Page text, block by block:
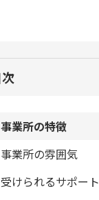
事業所の特徴
事業所の雰囲気
受けられるサポート